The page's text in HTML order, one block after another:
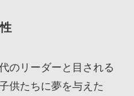
のリーダーと目される
供たちに夢を与えた